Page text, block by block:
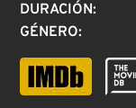
DURACIÓN:
GÉNERO: